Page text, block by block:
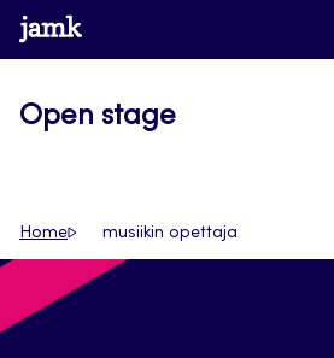
Siirry
suoraan
www.jamk.fi
Open stage
Home musiikin opettaja